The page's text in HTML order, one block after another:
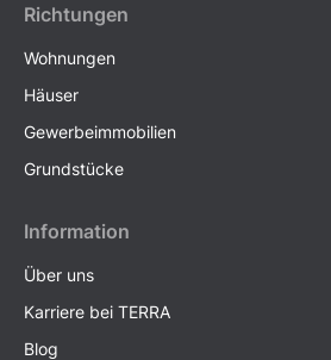
Richtungen
Wohnungen
Häuser
Gewerbeimmobilien
Grundstücke
Information
Über uns
Karriere bei TERRA
Blog